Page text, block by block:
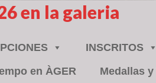
en la galeria
INSCRITOS
en ÀGER Medallas